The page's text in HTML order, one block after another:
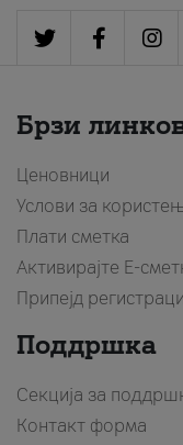
Брзи
Ценовници
Услови за
Плати сметка
Активирајте Е-
Припејд
Поддршка
Секција за
Контакт форма